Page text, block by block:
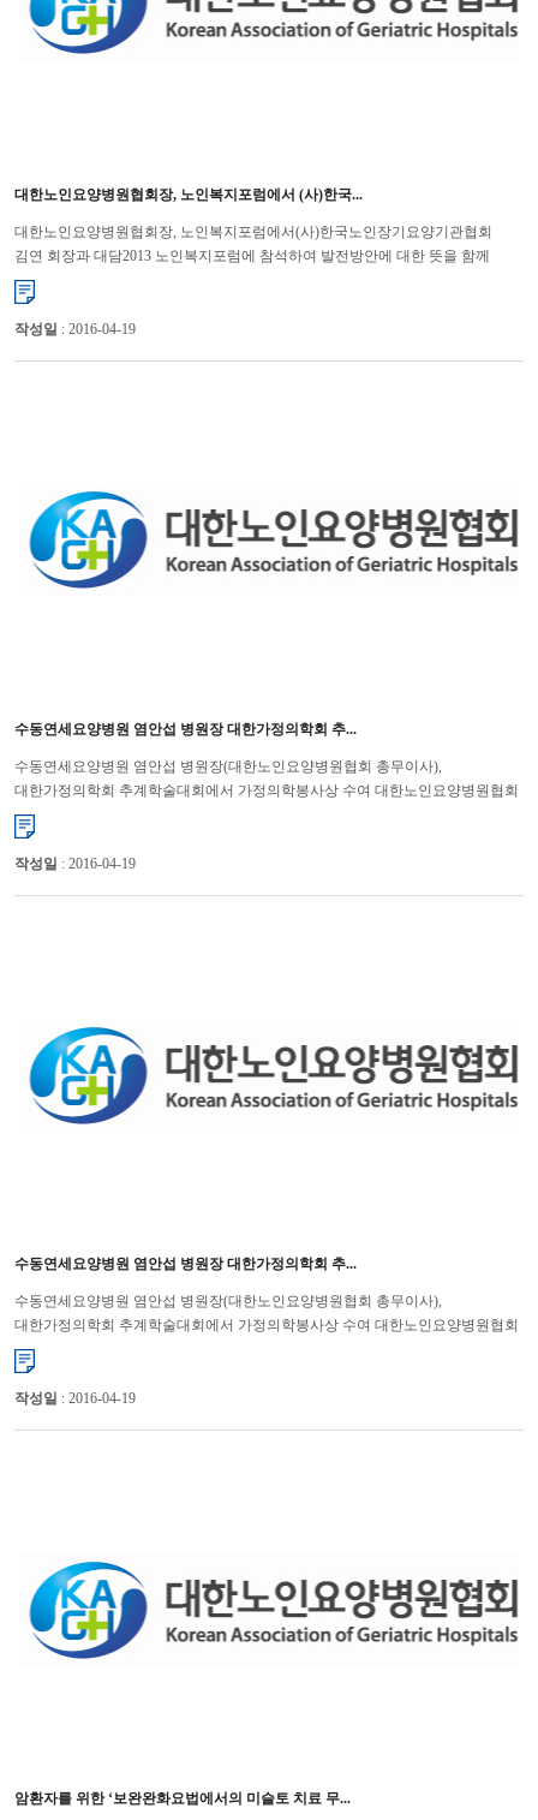
대한노인요양병원협회장, 노인복지포럼에서 (사)한국...
대한노인요양병원협회장, 노인복지포럼에서(사)한국노인장기요양기관협회
김연 회장과 대담2013 노인복지포럼에 참석하여 발전방안에 대한 뜻을 함께
나누어 대한노인요양병원협회 윤해영 회장은 지난 11월 ...
작성일 : 2016-04-19
수동연세요양병원 염안섭 병원장 대한가정의학회 추...
수동연세요양병원 염안섭 병원장(대한노인요양병원협회 총무이사),
대한가정의학회 추계학술대회에서 가정의학봉사상 수여 대한노인요양병원협회
(회장 윤해영)는 지난 10월 12일(토)에 ‘2013 대한가정의학회 ...
작성일 : 2016-04-19
수동연세요양병원 염안섭 병원장 대한가정의학회 추...
수동연세요양병원 염안섭 병원장(대한노인요양병원협회 총무이사),
대한가정의학회 추계학술대회에서 가정의학봉사상 수여 대한노인요양병원협회
(회장 윤해영)는 지난 10월 12일(토)에 ‘2013 대한가정의학회 ...
작성일 : 2016-04-19
암환자를 위한 ‘보완완화요법에서의 미슬토 치료 무...